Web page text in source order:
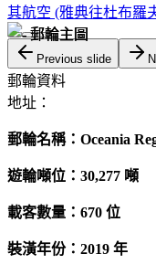
其航空 (雅典往杜布羅
Previous slide
郵輪資料
地址：
郵輪名稱：Oceania
遊輪噸位：30,277 噸
載客數量：670 位
裝潢年份：2019 年